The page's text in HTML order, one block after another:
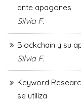
ante apagones
Silvia F.
Blockchain y su
Silvia F.
Keyword
se utiliza